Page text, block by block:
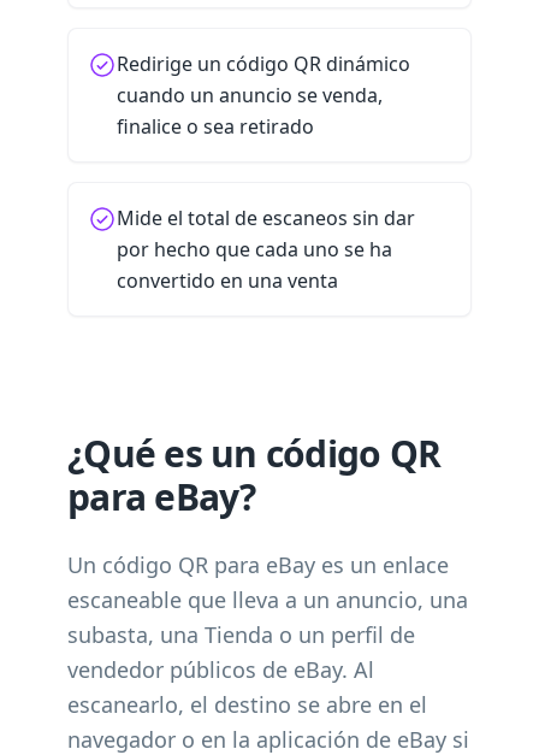
Redirige un código QR dinámico
cuando un anuncio se venda,
finalice o sea retirado
Mide el total de escaneos sin dar
por hecho que cada uno se ha
convertido en una venta
¿Qué es un código QR
para eBay?
Un código QR para eBay es un enlace
escaneable que lleva a un anuncio, una
subasta, una Tienda o un perfil de
vendedor públicos de eBay. Al
escanearlo, el destino se abre en el
navegador o en la aplicación de eBay si